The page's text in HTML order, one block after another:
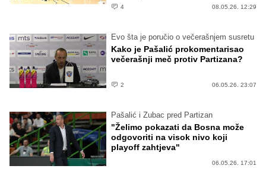
4 08.05.26. 12:29
Evo šta je poručio o večerašnjem susretu
Kako je Pašalić prokomentarisao
večerašnji meč protiv Partizana?
2 06.05.26. 23:07
Pašalić i Zubac pred Partizan
"Želimo pokazati da Bosna može
odgovoriti na visok nivo koji
playoff zahtjeva"
06.05.26. 17:01